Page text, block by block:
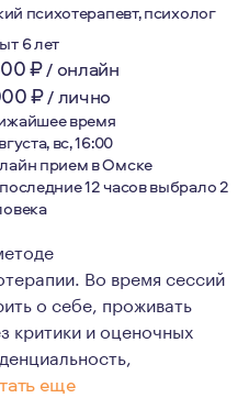
психотерапевт, психолог
6 лет
₽/ онлайн
₽/лично
время
вс, 16:00
прием в Омске
12 часов выбрало 2
Во время сессий
о себе, проживать
критики и оценочных
еще